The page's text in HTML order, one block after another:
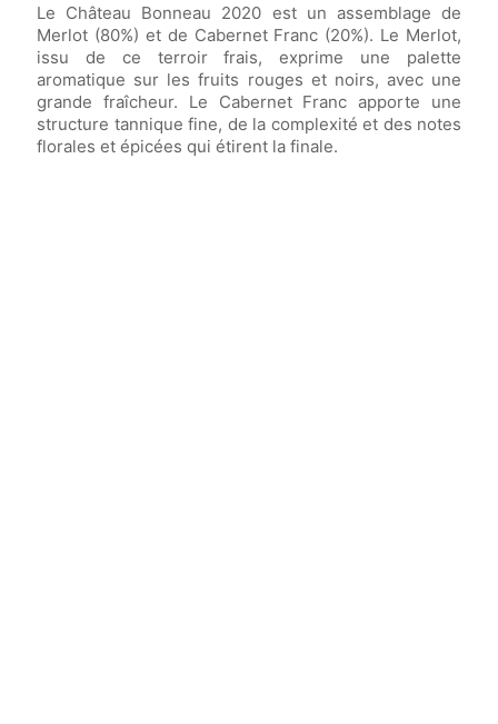
Le Château Bonneau 2020 est un assemblage de
Merlot (80%) et de Cabernet Franc (20%). Le Merlot,
issu de ce terroir frais, exprime une palette
aromatique sur les fruits rouges et noirs, avec une
grande fraîcheur. Le Cabernet Franc apporte une
structure tannique fine, de la complexité et des notes
florales et épicées qui étirent la finale.